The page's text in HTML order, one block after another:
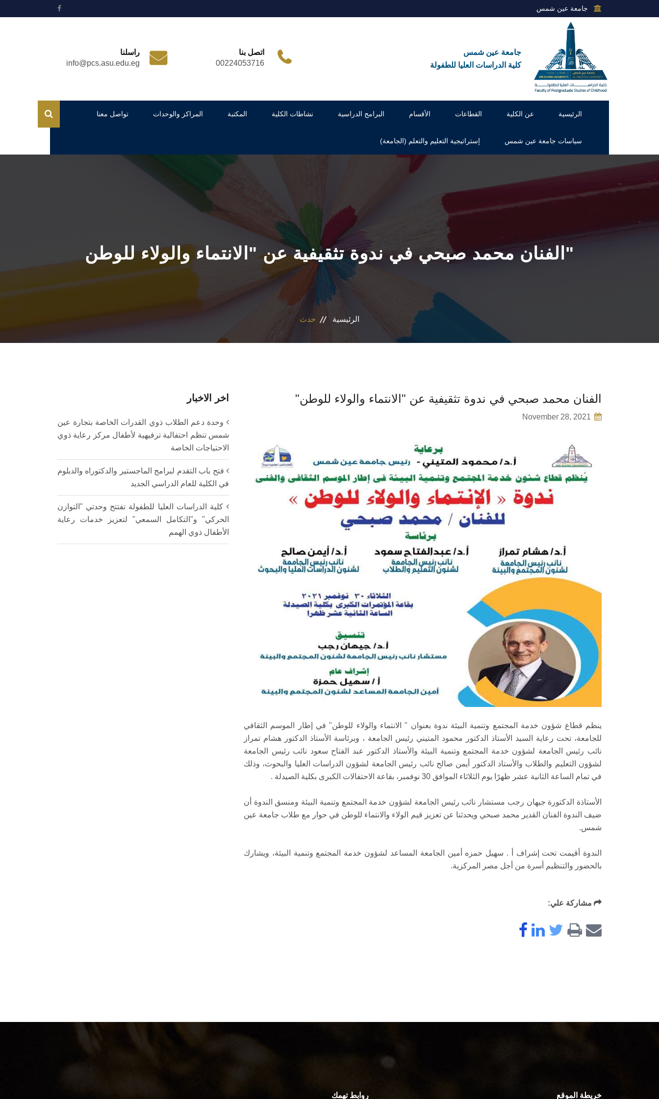
جامعة عين شمس
جامعة عين شمس
كلية الدراسات العليا للطفولة
اتصل بنا
00224053716
راسلنا
info@pcs.asu.edu.eg
الرئيسية عن الكلية القطاعات الأقسام البرامج الدراسية نشاطات الكلية المكتبة المراكز والوحدات تواصل معنا
سياسات جامعة عين شمس إستراتيجية التعليم والتعلم (الجامعة)
الفنان محمد صبحي في ندوة تثقيفية عن "الانتماء والولاء للوطن"
الرئيسية حدث
الفنان محمد صبحي في ندوة تثقيفية عن "الانتماء والولاء للوطن"
November 28, 2021
ينظم قطاع شؤون خدمة المجتمع وتنمية البيئة ندوة بعنوان " الانتماء والولاء للوطن" في إطار الموسم الثقافي
للجامعة، تحت رعاية السيد الأستاذ الدكتور محمود المتيني رئيس الجامعة ، وبرئاسة الأستاذ الدكتور هشام تمراز
نائب رئيس الجامعة لشؤون خدمة المجتمع وتنمية البيئة والأستاذ الدكتور عبد الفتاح سعود نائب رئيس الجامعة
لشؤون التعليم والطلاب والأستاذ الدكتور أيمن صالح نائب رئيس الجامعة لشؤون الدراسات العليا والبحوث، وذلك
في تمام الساعة الثانية عشر ظهرًا يوم الثلاثاء الموافق 30 نوفمبر، بقاعة الاحتفالات الكبرى بكلية الصيدلة .
الأستاذة الدكتورة جيهان رجب مستشار نائب رئيس الجامعة لشؤون خدمة المجتمع وتنمية البيئة ومنسق الندوة أن
ضيف الندوة الفنان القدير محمد صبحي ويحدثنا عن تعزيز قيم الولاء والانتماء للوطن في حوار مع طلاب جامعة عين
شمس.
الندوة أقيمت تحت إشراف أ . سهيل حمزه أمين الجامعة المساعد لشؤون خدمة المجتمع وتنمية البيئة، ويشارك
بالحضور والتنظيم أسرة من أجل مصر المركزية.
مشاركة علي:
اخر الاخبار
وحدة دعم الطلاب ذوي القدرات الخاصة بتجارة عين
شمس تنظم احتفالية ترفيهية لأطفال مركز رعاية ذوي
الاحتياجات الخاصة
فتح باب التقدم لبرامج الماجستير والدكتوراه والدبلوم
في الكلية للعام الدراسي الجديد
كلية الدراسات العليا للطفولة تفتتح وحدتي "التوازن
الحركي" و"التكامل السمعي" لتعزيز خدمات رعاية
الأطفال ذوي الهمم
خريطة الموقع روابط تهمك